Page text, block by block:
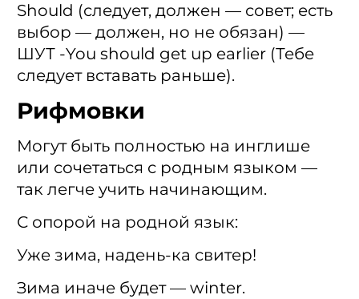
Should (следует, должен — совет; есть
выбор — должен, но не обязан) —
ШУТ -You should get up earlier (Тебе
следует вставать раньше).
Рифмовки
Могут быть полностью на инглише
или сочетаться с родным языком —
так легче учить начинающим.
С опорой на родной язык:
Уже зима, надень-ка свитер!
Зима иначе будет — winter.